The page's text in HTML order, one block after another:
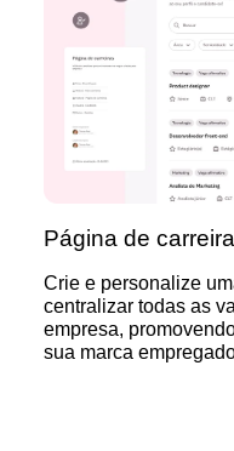
Página de
Crie e personalize
centralizar todas as
empresa,
sua marca